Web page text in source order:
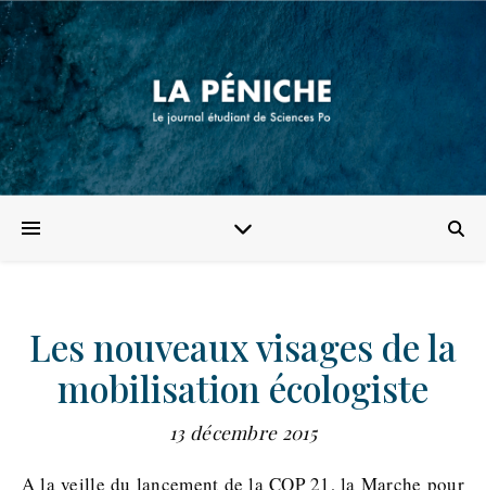
Les nouveaux visages de la
mobilisation écologiste
13 décembre 2015
A la veille du lancement de la COP 21, la Marche pour